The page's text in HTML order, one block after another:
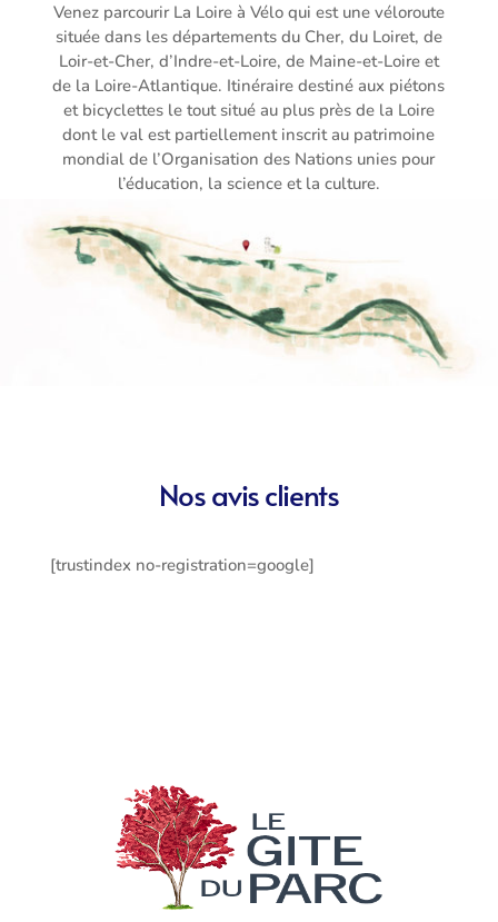
Venez parcourir La Loire à Vélo qui est une véloroute
située dans les départements du Cher, du Loiret, de
Loir-et-Cher, d’Indre-et-Loire, de Maine-et-Loire et
de la Loire-Atlantique. Itinéraire destiné aux piétons
et bicyclettes le tout situé au plus près de la Loire
dont le val est partiellement inscrit au patrimoine
mondial de l’Organisation des Nations unies pour
l’éducation, la science et la culture.
Nos avis clients
[trustindex no-registration=google]